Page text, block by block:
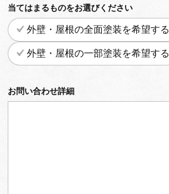
当てはまるものをお選びください
外壁・屋根の全面塗装を希望する
外壁・屋根の一部塗装を希望する
お問い合わせ詳細